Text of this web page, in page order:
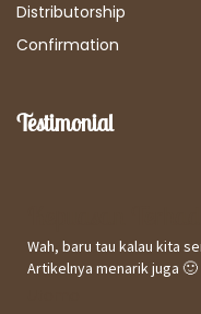
Distributorship
Confirmation
Testimonial
Wah, baru tau kalau kita
Artikelnya menarik juga 🙂